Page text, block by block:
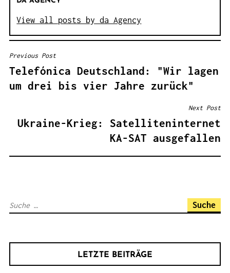
View all posts by da Agency
B
E
I
V
T
Previous Post
Telefónica Deutschland: "Wir lagen
um drei bis vier Jahre zurück"
Next Post
Ukraine-Krieg: Satelliteninternet
KA-SAT ausgefallen
S
LETZTE BEITRÄGE